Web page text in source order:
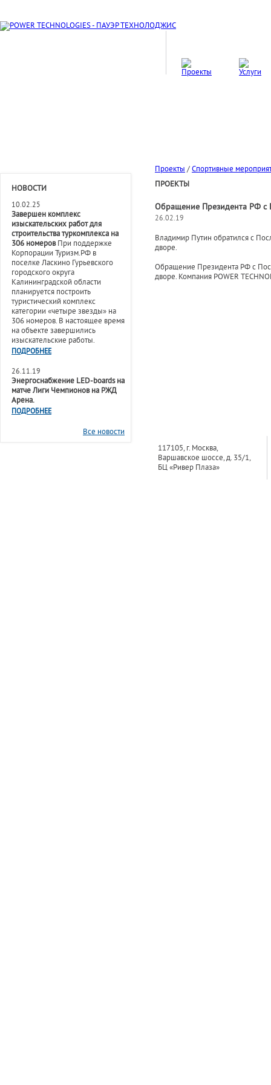
НОВОСТИ
10.02.25
Завершен комплекс
изыскательских работ для
строительства туркомплекса на
306 номеровПри поддержке
Корпорации Туризм.РФ в
поселке Ласкино Гурьевского
городского округа
Калининградской области
планируется построить
туристический комплекс
категории «четыре звезды» на
306 номеров. В настоящее время
на объекте завершились
изыскательские работы.
ПОДРОБНЕЕ
26.11.19
Энергоснабжение LED-boards на
матче Лиги Чемпионов на РЖД
Арена.
ПОДРОБНЕЕ
Все новости
Проекты /Спортивные
ПРОЕКТЫ
Обращение Президента РФ с
26.02.19
Владимир Путин обратился с
дворе.
Обращение Президента РФ с
дворе. Компания POWER
117105, г. Москва,
Варшавское шоссе, д. 35/1,
БЦ «Ривер Плаза»